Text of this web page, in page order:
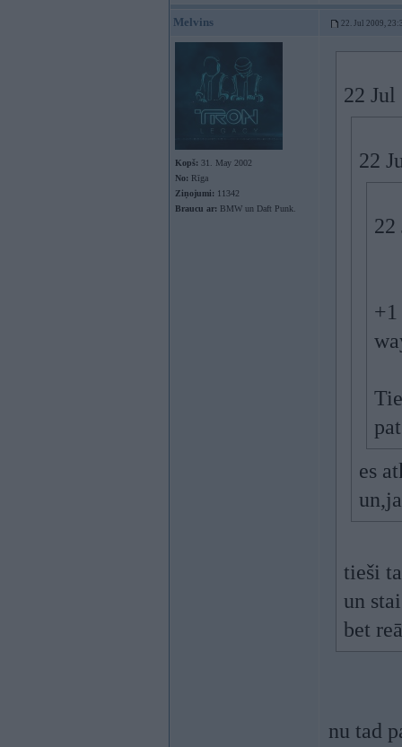
Melvins 22. Jul 2009,
Kopš: 31. May 2002
No: Rīga
Ziņojumi: 11342
Braucu ar: BMW un Daft Punk.
22
22
22
+1
es
tieši
un
bet
nu tad